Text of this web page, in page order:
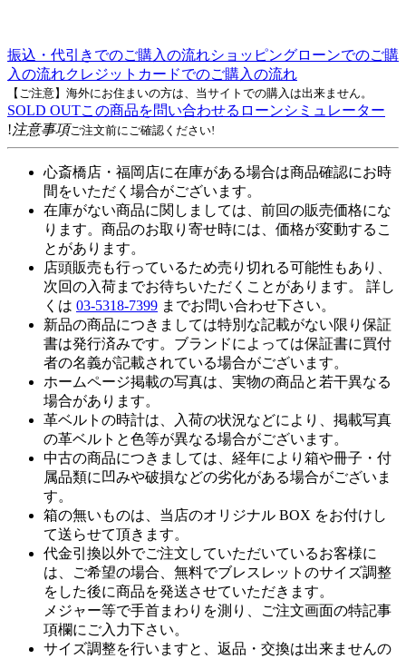
振込・代引きでのご購入の流れショッピングローンでのご購
入の流れクレジットカードでのご購入の流れ
【ご注意】海外にお住まいの方は、当サイトでの購入は出来ません。
SOLD OUTこの商品を問い合わせる ローンシミュレーター
!注意事項ご注文前にご確認ください!
心斎橋店・福岡店に在庫がある場合は商品確認にお時
間をいただく場合がございます。
在庫がない商品に関しましては、前回の販売価格にな
ります。商品のお取り寄せ時には、価格が変動するこ
とがあります。
店頭販売も行っているため売り切れる可能性もあり、
次回の入荷までお待ちいただくことがあります。 詳し
くは 03-5318-7399 までお問い合わせ下さい。
新品の商品につきましては特別な記載がない限り保証
書は発行済みです。ブランドによっては保証書に買付
者の名義が記載されている場合がございます。
ホームページ掲載の写真は、実物の商品と若干異なる
場合があります。
革ベルトの時計は、入荷の状況などにより、掲載写真
の革ベルトと色等が異なる場合がございます。
中古の商品につきましては、経年により箱や冊子・付
属品類に凹みや破損などの劣化がある場合がございま
す。
箱の無いものは、当店のオリジナル BOX をお付けし
て送らせて頂きます。
代金引換以外でご注文していただいているお客様に
は、ご希望の場合、無料でブレスレットのサイズ調整
をした後に商品を発送させていただきます。
メジャー等で手首まわりを測り、ご注文画面の特記事
項欄にご入力下さい。
サイズ調整を行いますと、返品・交換は出来ませんの